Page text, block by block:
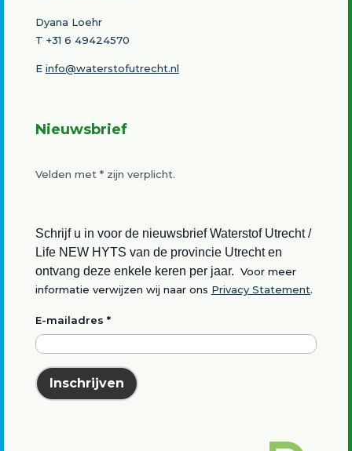
Dyana Loehr
T +31 6 49424570
E info@waterstofutrecht.nl
Nieuwsbrief
Velden met *zijn verplicht.
Schrijf u in voor de nieuwsbrief Waterstof Utrecht /
Life NEW HYTS van de provincie Utrecht en
ontvang deze enkele keren per jaar. Voor meer
informatie verwijzen wij naar ons Privacy Statement.
E-mailadres *
Inschrijven